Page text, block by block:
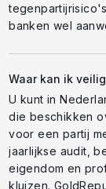
banken wel
Waar kan ik
U kunt in
die beschikken
voor een partij
jaarlijkse audit,
eigendom en
kluizen.